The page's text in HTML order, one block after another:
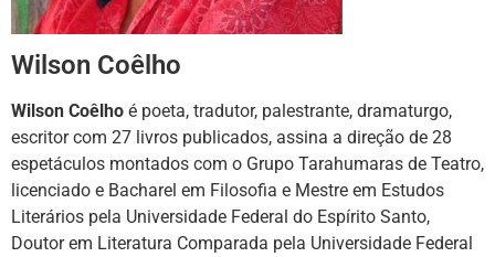
Wilson Coêlho
Wilson Coêlho é poeta, tradutor, palestrante, dramaturgo,
escritor com 27 livros publicados, assina a direção de 28
espetáculos montados com o Grupo Tarahumaras de Teatro,
licenciado e Bacharel em Filosofia e Mestre em Estudos
Literários pela Universidade Federal do Espírito Santo,
Doutor em Literatura Comparada pela Universidade Federal